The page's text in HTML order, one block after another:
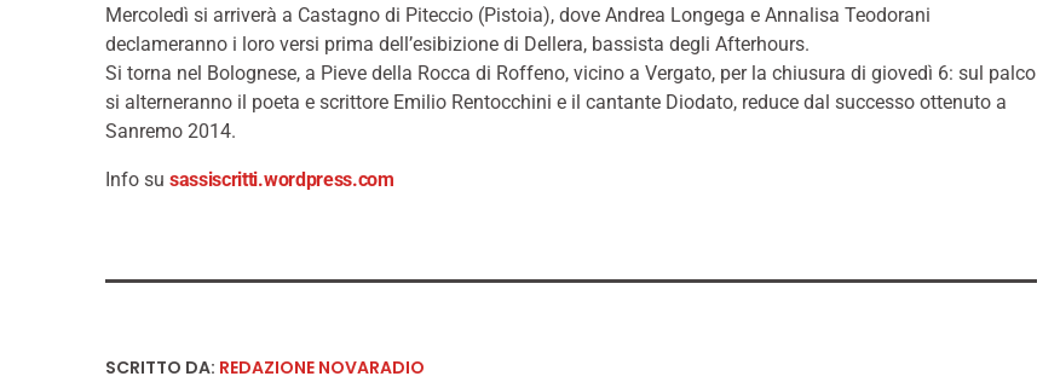
Mercoledì si arriverà a Castagno di Piteccio (Pistoia), dove Andrea Longega e Annalisa Teodorani
declameranno i loro versi prima dell’esibizione di Dellera, bassista degli Afterhours.
Si torna nel Bolognese, a Pieve della Rocca di Roffeno, vicino a Vergato, per la chiusura di giovedì 6: sul palco
si alterneranno il poeta e scrittore Emilio Rentocchini e il cantante Diodato, reduce dal successo ottenuto a
Sanremo 2014.
Info su sassiscritti.wordpress.com
SCRITTO DA: REDAZIONE NOVARADIO